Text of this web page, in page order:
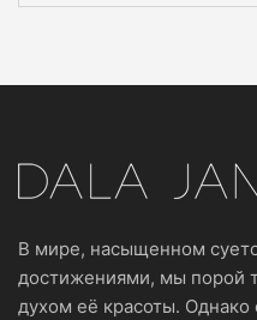
В мире, насыщенном
достижениями, мы порой
духом её красоты.